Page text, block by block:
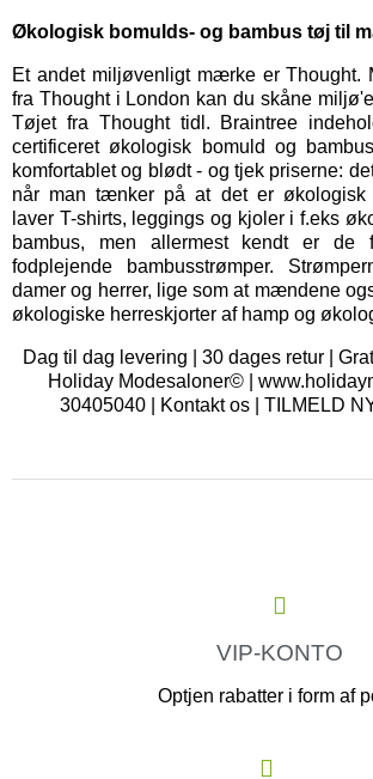
Økologisk bomulds- og bambus tøj til
Et andet miljøvenligt mærke erThought.
fra Thought i London kan du skåne
Tøjet fra Thought tidl. Braintree
certificeret økologisk bomuld og
komfortablet og blødt - og tjek priserne:
når man tænker på at det er økologisk
laver T-shirts, leggings og kjoler i f.eks
bambus, men allermest kendt er
fodplejende bambusstrømper.
damer og herrer, lige som at mændene
økologiske herreskjorter af hamp og
Dag til dag levering | 30 dages retur |
Holiday Modesaloner© |
30405040 |
Kontakt os| TILMELD
VIP-KONTO
Optjen rabatter i form af